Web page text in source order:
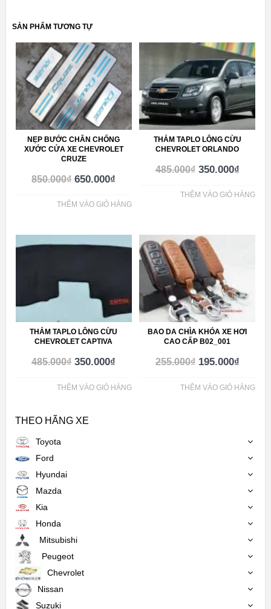
SẢN PHẨM TƯƠNG TỰ
NẸP BƯỚC CHÂN CHỐNG
XƯỚC CỬA XE CHEVROLET
CRUZE
850.000₫ 650.000₫
THÊM VÀO GIỎ HÀNG
THẢM TAPLO LÔNG CỪU
CHEVROLET ORLANDO
485.000₫ 350.000₫
THÊM VÀO GIỎ HÀNG
THẢM TAPLO LÔNG CỪU
CHEVROLET CAPTIVA
485.000₫ 350.000₫
THÊM VÀO GIỎ HÀNG
BAO DA CHÌA KHÓA XE HƠI
CAO CẤP B02_001
255.000₫ 195.000₫
THÊM VÀO GIỎ HÀNG
THEO HÃNG XE
Toyota
Ford
Hyundai
Mazda
Kia
Honda
Mitsubishi
Peugeot
Chevrolet
Nissan
Suzuki